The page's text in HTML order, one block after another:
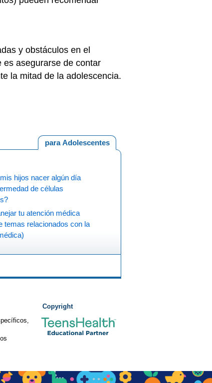
y obstáculos en el
es asegurarse de contar
la mitad de la adolescencia.
para Adolescentes
hijos nacer algún día
de células
tu atención médica
temas relacionados con la
Copyright